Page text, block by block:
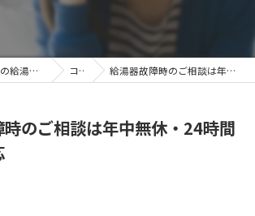
神奈川県横浜市の給湯器ならハッピーホームズ コラム 給湯器故障時のご相談は年中無休・24時間営業で対応
のご相談は年中無休・24時間